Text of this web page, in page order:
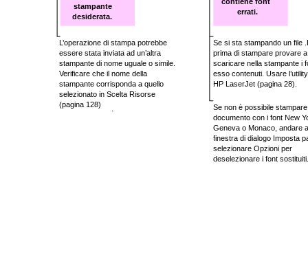
stampante
desiderata.
errati.
L’operazione di stampa potrebbe
essere stata inviata ad un’altra
stampante di nome uguale o simile.
Verificare che il nome della
stampante corrisponda a quello
selezionato in Scelta Risorse
(pagina 128)
.
Se si sta stampando un file
prima di stampare provare a
scaricare nella stampante i
esso contenuti. Usare l’utility
HP LaserJet (pagina 28).
Se non è possibile stampare
documento con i font New
Geneva o Monaco, andare
finestra di dialogo Imposta
selezionare Opzioni per
deselezionare i font sostituiti.